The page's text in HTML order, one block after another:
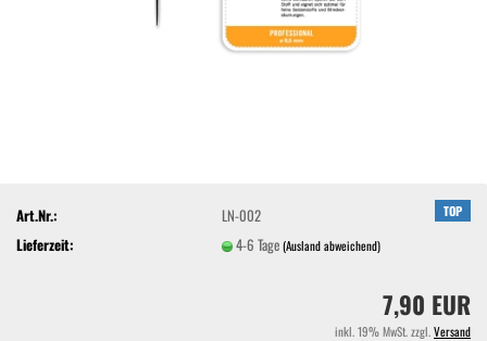
TOP
Art.Nr.:
LN-002
Lieferzeit:
4-6 Tage(Ausland abweichend)
7,90 EUR
inkl. 19% MwSt. zzgl.Versand